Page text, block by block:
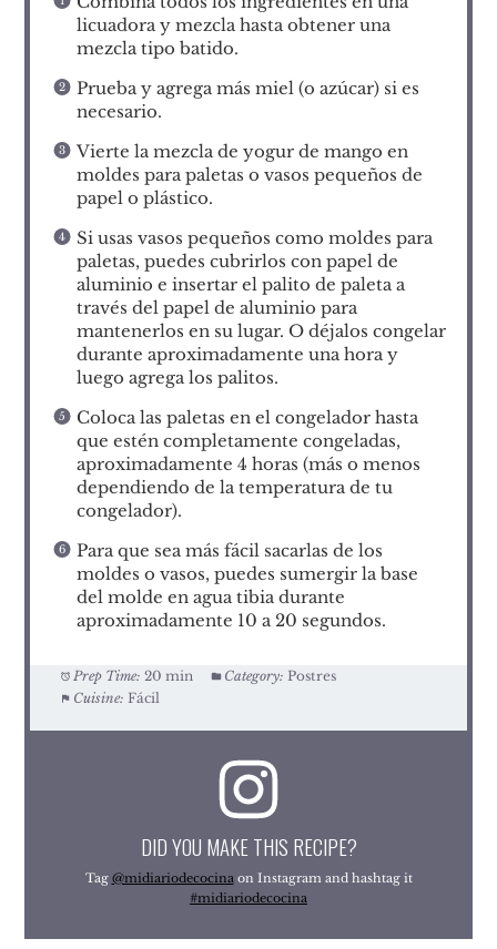
licuadora y mezcla hasta obtener una
mezcla tipo batido.
Prueba y agrega más miel (o azúcar) si es
necesario.
Vierte la mezcla de yogur de mango en
moldes para paletas o vasos pequeños de
papel o plástico.
Si usas vasos pequeños como moldes para
paletas, puedes cubrirlos con papel de
aluminio e insertar el palito de paleta a
través del papel de aluminio para
mantenerlos en su lugar. O déjalos congelar
durante aproximadamente una hora y
luego agrega los palitos.
Coloca las paletas en el congelador hasta
que estén completamente congeladas,
aproximadamente 4 horas (más o menos
dependiendo de la temperatura de tu
congelador).
Para que sea más fácil sacarlas de los
moldes o vasos, puedes sumergir la base
del molde en agua tibia durante
aproximadamente 10 a 20 segundos.
Prep Time: 20 min Category: Postres
Cuisine: Fácil
DID YOU MAKE THIS RECIPE?
Tag @midiariodecocinaon Instagram and hashtag it
#midiariodecocina